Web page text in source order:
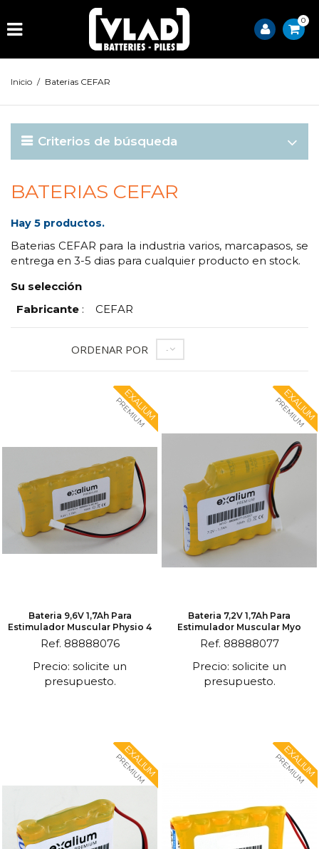
0
Inicio / Baterias CEFAR
Criterios de búsqueda
BATERIAS CEFAR
Hay 5 productos.
Baterias CEFAR para la industria varios, marcapasos, se
entrega en 3-5 dias para cualquier producto en stock.
Su selección
Fabricante : CEFAR
ORDENAR POR --
EXALIUM
PREMIUM
Bateria 9,6V 1,7Ah Para
Estimulador Muscular Physio 4
Ref. 88888076
Precio: solicite un
presupuesto.
EXALIUM
PREMIUM
Bateria 7,2V 1,7Ah Para
Estimulador Muscular Myo
Ref. 88888077
Precio: solicite un
presupuesto.
EXALIUM
PREMIUM EXALIUM
PREMIUM